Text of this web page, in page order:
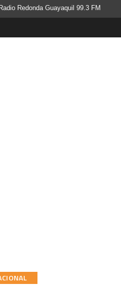
Redonda Guayaquil 99.3 FM